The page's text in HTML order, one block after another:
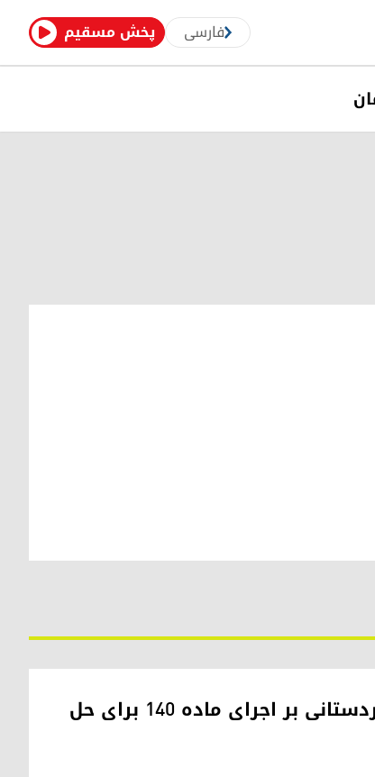
پخش مسقیم فارسی
تأکید کمیته مناطق کوردستانی بر اجرای ماده ۱۴۰ برای حل